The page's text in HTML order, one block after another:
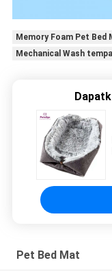
Memory Foam Pet Bed
Mechanical Wash
Pet Bed Mat